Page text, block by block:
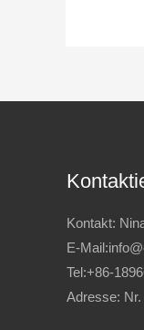
Kontakt:
E-
Tel:+86-
Adresse: